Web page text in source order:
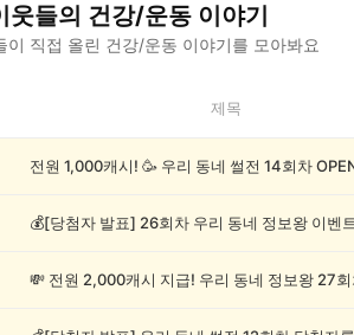
웃들의 건강/운동 이야기
이 직접 올린 건강/운동 이야기를 모아봐요
제목